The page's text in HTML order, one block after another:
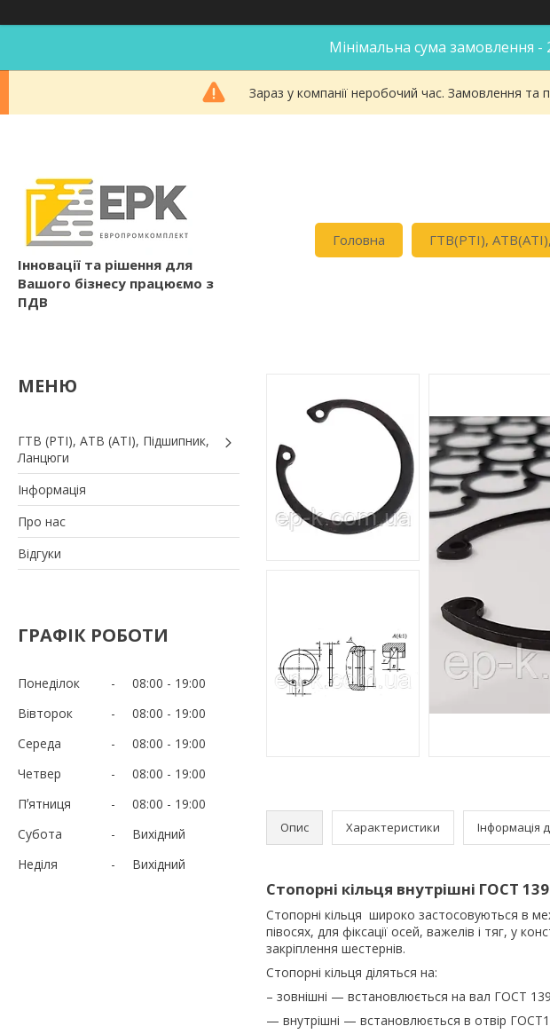
Мінімальна сума замовлення
Зараз у компанії неробочий час. Замовлення
Інновації та рішення для
Вашого бізнесу працюємо з
ПДВ
Головна ГТВ(РТI),
ГТВ (РТI), АТВ (АТI), Пiдшипник,
Ланцюги
Iнформація
Про нас
Вiдгуки
ГРАФІК РОБОТИ
Понеділок 08:00
19:00
Вівторок
08:00
19:00
Середа
08:00
19:00
Четвер
08:00
19:00
Пʼятниця
08:00
19:00
Субота
Вихідний
Неділя
Вихідний
Опис Характеристики Інформація
Стопорні кільця внутрішні ГОСТ
Стопорні кільця широко застосовуються в
півосях, для фіксації осей, важелів і тяг, у
закріплення шестернів.
Стопорні кільця діляться на:
– зовнішні — встановлюється на вал ГОСТ
— внутрішні — встановлюється в отвір